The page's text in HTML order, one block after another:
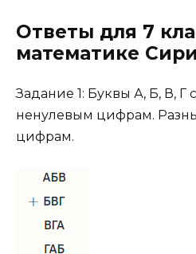
Ответы для 7
математике
Задание 1: Буквы А, Б, В, Г
ненулевым цифрам.
цифрам.